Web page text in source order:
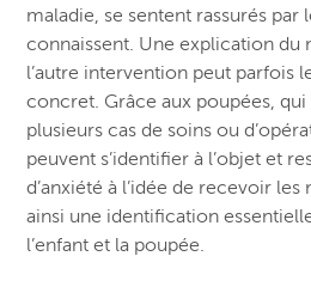
maladie, se sentent rassurés par
connaissent. Une explication du
l’autre intervention peut parfois
concret. Grâce aux poupées,
plusieurs cas de soins ou
peuvent s’identifier à l’objet et
d’anxiété à l’idée de recevoir les
ainsi une identification
l’enfant et la poupée.